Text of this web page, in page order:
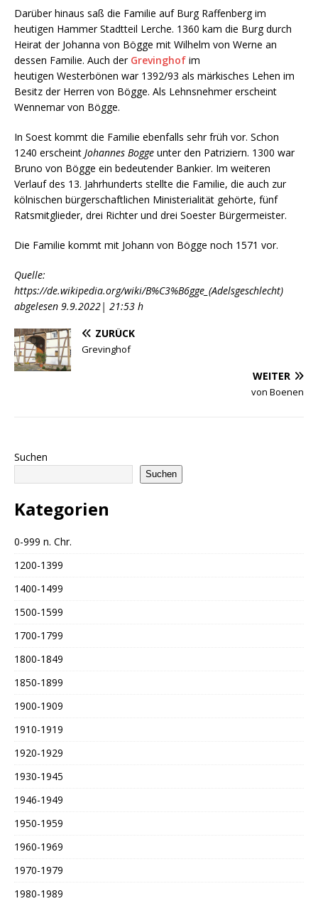
Darüber hinaus saß die Familie auf Burg Raffenberg im
heutigen Hammer Stadtteil Lerche. 1360 kam die Burg durch
Heirat der Johanna von Bögge mit Wilhelm von Werne an
dessen Familie. Auch der Grevinghof im
heutigen Westerbönen war 1392/93 als märkisches Lehen im
Besitz der Herren von Bögge. Als Lehnsnehmer erscheint
Wennemar von Bögge.
In Soest kommt die Familie ebenfalls sehr früh vor. Schon
1240 erscheint Johannes Bogge unter den Patriziern. 1300 war
Bruno von Bögge ein bedeutender Bankier. Im weiteren
Verlauf des 13. Jahrhunderts stellte die Familie, die auch zur
kölnischen bürgerschaftlichen Ministerialität gehörte, fünf
Ratsmitglieder, drei Richter und drei Soester Bürgermeister.
Die Familie kommt mit Johann von Bögge noch 1571 vor.
Quelle:
https://de.wikipedia.org/wiki/B%C3%B6gge_(Adelsgeschlecht)
abgelesen 9.9.2022| 21:53 h
ZURÜCK
Grevinghof
WEITER
von Boenen
Suchen
Suchen
Kategorien
0-999 n. Chr.
1200-1399
1400-1499
1500-1599
1700-1799
1800-1849
1850-1899
1900-1909
1910-1919
1920-1929
1930-1945
1946-1949
1950-1959
1960-1969
1970-1979
1980-1989